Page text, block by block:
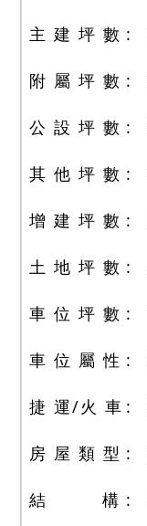
主 建 坪 數
附 屬 坪 數
公 設 坪 數
其 他 坪 數
增 建 坪 數
土 地 坪 數
車 位 坪 數
車 位 屬 性
捷 運/火 車
房 屋 類 型
結 構